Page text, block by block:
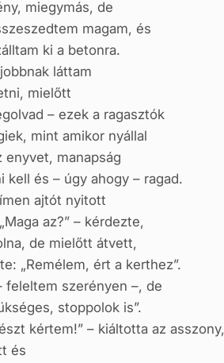
miegymás, de
magam, és
ki a betonra.
láttam
mielőtt
– ezek a ragasztók
mint amikor nyállal
manapság
kell és – úgy ahogy – ragad.
ajtót nyitott
az?” – kérdezte,
de mielőtt átvett,
„Remélem, ért a kerthez”.
feleltem szerényen –, de
stoppolok is”.
kértem!” – kiáltotta az asszony,
és